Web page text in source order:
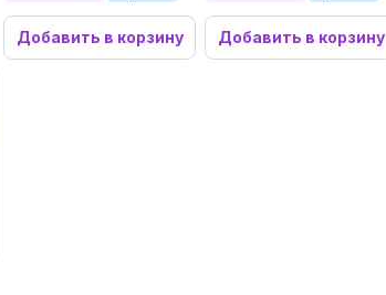
Добавить в корзину Добавить в корзину